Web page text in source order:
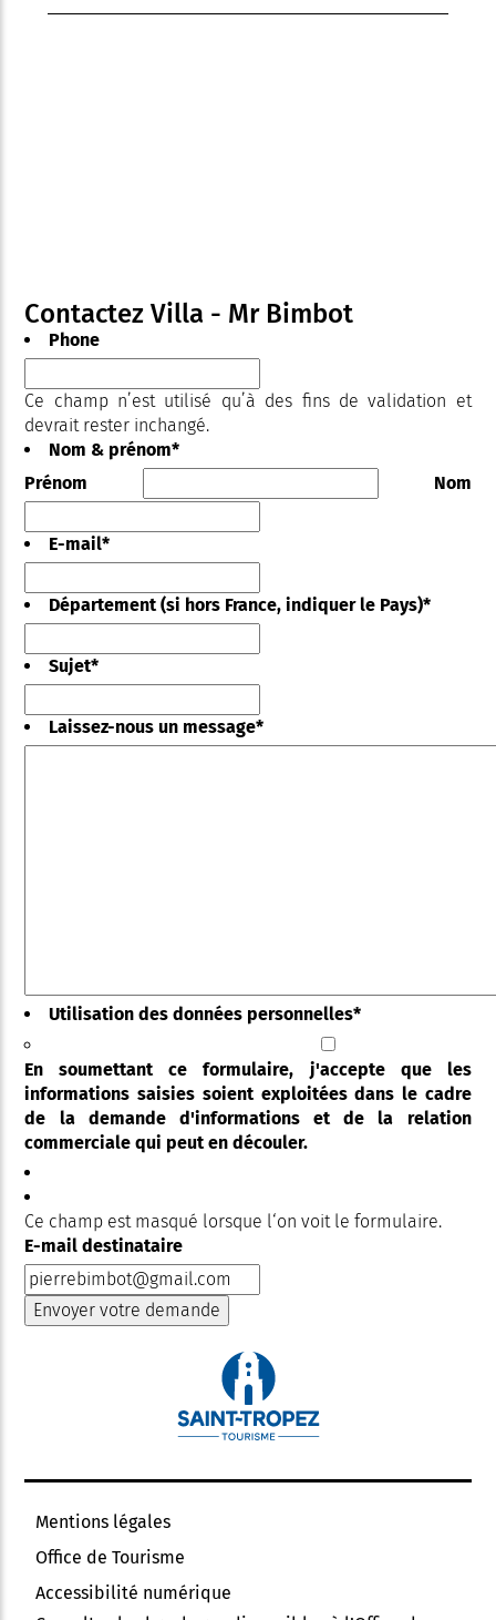
Contactez Villa - Mr Bimbot
Phone
Ce champ n’est utilisé qu’à des fins de validation et
devrait rester inchangé.
Nom & prénom*
Prénom
Nom
E-mail*
Département (si hors France, indiquer le Pays)*
Sujet*
Laissez-nous un message*
Utilisation des données personnelles*
En soumettant ce formulaire, j'accepte que les
informations saisies soient exploitées dans le cadre
de la demande d'informations et de la relation
commerciale qui peut en découler.
Ce champ est masqué lorsque l‘on voit le formulaire.
E-mail destinataire
Mentions légales
Office de Tourisme
Accessibilité numérique